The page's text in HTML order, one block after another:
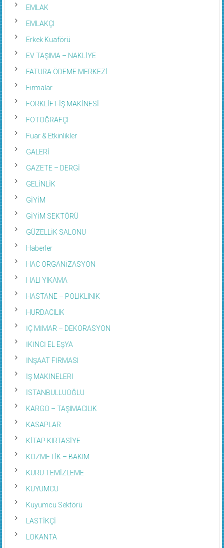
EMLAK
EMLAKÇI
Erkek Kuaförü
EV TAŞIMA – NAKLİYE
FATURA ÖDEME MERKEZİ
Firmalar
FORKLİFT-İŞ MAKİNESİ
FOTOĞRAFÇI
Fuar & Etkinlikler
GALERİ
GAZETE – DERGİ
GELİNLİK
GİYİM
GİYİM SEKTÖRÜ
GÜZELLİK SALONU
Haberler
HAC ORGANİZASYON
HALI YIKAMA
HASTANE – POLIKLINIK
HURDACILIK
İÇ MİMAR – DEKORASYON
İKİNCİ EL EŞYA
İNŞAAT FİRMASI
İŞ MAKİNELERİ
İSTANBULLUOĞLU
KARGO – TAŞIMACILIK
KASAPLAR
KİTAP KIRTASİYE
KOZMETİK – BAKIM
KURU TEMİZLEME
KUYUMCU
Kuyumcu Sektörü
LASTİKÇİ
LOKANTA